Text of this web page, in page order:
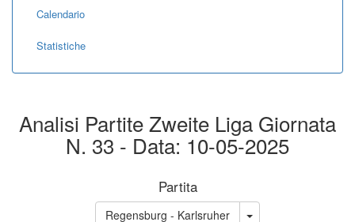
Calendario
Statistiche
Analisi Partite Zweite Liga Giornata
N. 33 - Data: 10-05-2025
Partita
Regensburg - Karlsruher